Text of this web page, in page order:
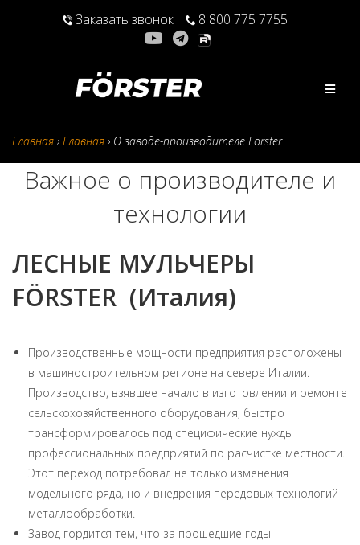
Заказать звонок 8 800 775 7755
Главная › Главная › О заводе-производителе Forster
Важное о производителе и
технологии
ЛЕСНЫЕ МУЛЬЧЕРЫ
FÖRSTER (Италия)
Производственные мощности предприятия расположены
в машиностроительном регионе на севере Италии.
Производство, взявшее начало в изготовлении и ремонте
сельскохозяйственного оборудования, быстро
трансформировалось под специфические нужды
профессиональных предприятий по расчистке местности.
Этот переход потребовал не только изменения
модельного ряда, но и внедрения передовых технологий
металлообработки.
Завод гордится тем, что за прошедшие годы